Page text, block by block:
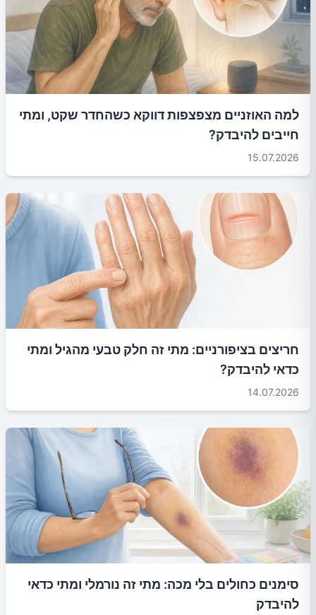
למה האוזניים מצפצפות דווקא כשהחדר שקט, ומתי
חייבים להיבדק?
15.07.2026
חריצים בציפורניים: מתי זה חלק טבעי מהגיל ומתי
כדאי להיבדק?
14.07.2026
סימנים כחולים בלי מכה: מתי זה נורמלי ומתי כדאי
להיבדק